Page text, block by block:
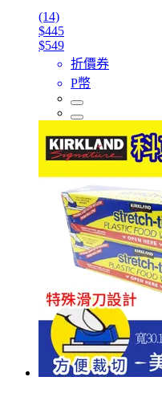
(14)
$445
$549
折價券
P幣